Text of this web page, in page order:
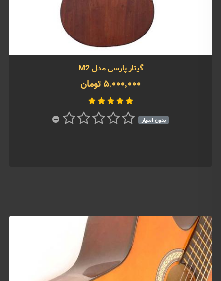
گیتار پارسی مدل M2
5,000,000 تومان
بدون امتیاز